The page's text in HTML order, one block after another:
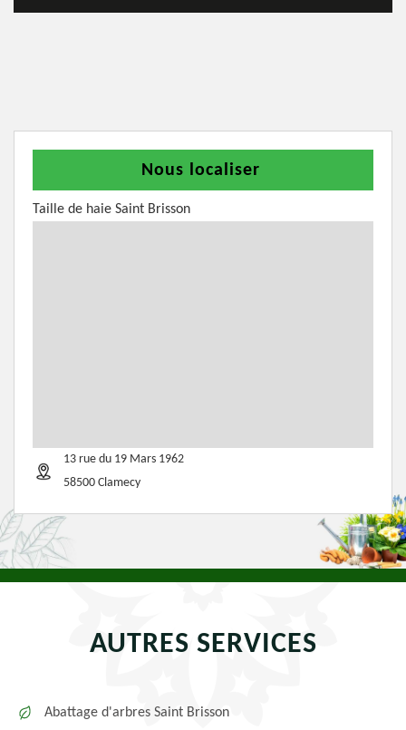
Nous localiser
Taille de haie Saint Brisson
13 rue du 19 Mars 1962
58500 Clamecy
AUTRES SERVICES
Abattage d'arbres Saint Brisson